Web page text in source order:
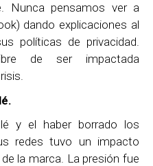
Nunca pensamos ver a
dando explicaciones al
políticas de privacidad.
de ser impactada
y el haber borrado los
redes tuvo un impacto
la marca. La presión fue